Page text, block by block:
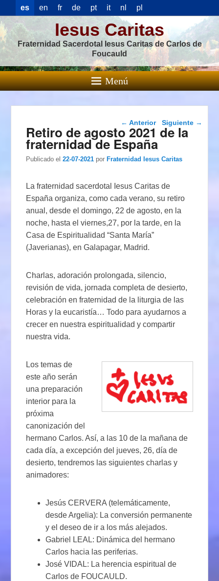
es en fr de pt it nl pl
Iesus Caritas
Fraternidad Sacerdotal Iesus Caritas de Carlos de
Foucauld
Menú
Navegación de
entradas
← Anterior Siguiente →
Retiro de agosto 2021 de la
fraternidad de España
Publicado el 22-07-2021 porFraternidad Iesus Caritas
La fraternidad sacerdotal Iesus Caritas de
España organiza, como cada verano, su retiro
anual, desde el domingo, 22 de agosto, en la
noche, hasta el viernes,27, por la tarde, en la
Casa de Espiritualidad “Santa María”
(Javerianas), en Galapagar, Madrid.
Charlas, adoración prolongada, silencio,
revisión de vida, jornada completa de desierto,
celebración en fraternidad de la liturgia de las
Horas y la eucaristía… Todo para ayudarnos a
crecer en nuestra espiritualidad y compartir
nuestra vida.
Los temas de
este año serán
una preparación
interior para la
próxima
canonización del
hermano Carlos. Así, a las 10 de la mañana de
cada día, a excepción del jueves, 26, día de
desierto, tendremos las siguientes charlas y
animadores:
Jesús CERVERA (telemáticamente,
desde Argelia): La conversión permanente
y el deseo de ir a los más alejados.
Gabriel LEAL: Dinámica del hermano
Carlos hacia las periferias.
José VIDAL: La herencia espiritual de
Carlos de FOUCAULD.